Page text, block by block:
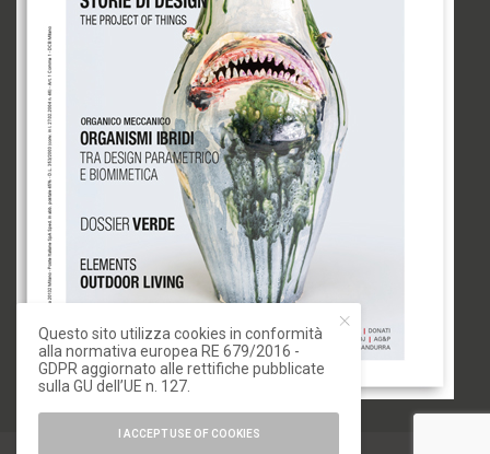
Questo sito utilizza cookies in conformità
alla normativa europea RE 679/2016 -
GDPR aggiornato alle rettifiche pubblicate
sulla GU dell’UE n. 127.
I ACCEPT USE OF COOKIES